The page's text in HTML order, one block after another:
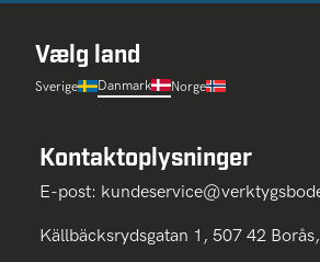
Vælg land
Sverige Danmark Norge
Kontaktoplysninger
E-post:
Källbäcksrydsgatan 1, 507 42